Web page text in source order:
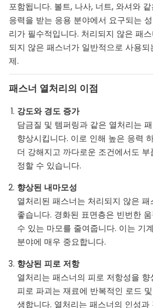
포함됩니다. 볼트, 나사, 너트, 와셔와
응력을 받는 응용 분야에서 요구되는
리가 필수적입니다. 처리되지 않은 패
되지 않은 패스너가 일반적으로 사용
제.
패스너 열처리의 이점
강도와 경도 증가
담금질 및 템퍼링과 같은 열처리는
향상시킵니다. 이로 인해 높은 응력
더 강해지고 까다로운 조건에서도
정할 수 있습니다.
향상된 내마모성
열처리된 패스너는 처리되지 않은
좋습니다. 경화된 표면층은 빈번한
수 있는 마모를 줄여줍니다. 이는 기
분야에 매우 중요합니다.
향상된 피로 저항
열처리는 패스너의 피로 저항성을
피로 파괴는 재료에 반복적인 로드
생합니다. 열처리는 패스너의 인성